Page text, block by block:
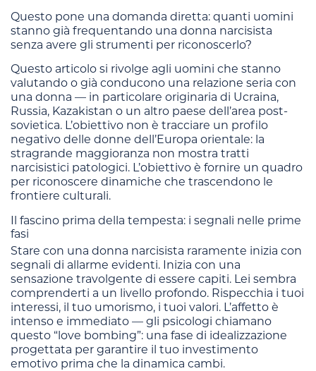
Questo pone una domanda diretta: quanti uomini
stanno già frequentando una donna narcisista
senza avere gli strumenti per riconoscerlo?
Questo articolo si rivolge agli uomini che stanno
valutando o già conducono una relazione seria con
una donna — in particolare originaria di Ucraina,
Russia, Kazakistan o un altro paese dell’area post-
sovietica. L’obiettivo non è tracciare un profilo
negativo delle donne dell’Europa orientale: la
stragrande maggioranza non mostra tratti
narcisistici patologici. L’obiettivo è fornire un quadro
per riconoscere dinamiche che trascendono le
frontiere culturali.
Il fascino prima della tempesta: i segnali nelle prime
fasi
Stare con una donna narcisista raramente inizia con
segnali di allarme evidenti. Inizia con una
sensazione travolgente di essere capiti. Lei sembra
comprenderti a un livello profondo. Rispecchia i tuoi
interessi, il tuo umorismo, i tuoi valori. L’affetto è
intenso e immediato — gli psicologi chiamano
questo “love bombing”: una fase di idealizzazione
progettata per garantire il tuo investimento
emotivo prima che la dinamica cambi.